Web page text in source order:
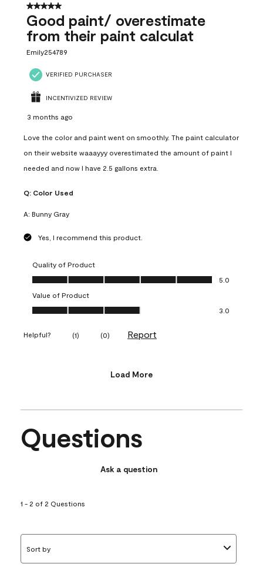
5 out of 5 stars.
Good paint/ overestimate
from their paint calculat
Emily254789
VERIFIED PURCHASER
INCENTIVIZED REVIEW
3 months ago
Love the color and paint went on smoothly. The paint calculator
on their website waaayyy overestimated the amount of paint I
needed and now I have 2.5 gallons extra.
Q: Color Used
A: Bunny Gray
Yes, I recommend this product.
Quality of Product
Quality of Product, 5.0 out of 5
5.0
Value of Product
Value of Product, 3.0 out of 5
3.0
Helpful? (1) (0) Report
Load More
Questions
Ask a question
1 - 2 of 2 Questions
Sort by